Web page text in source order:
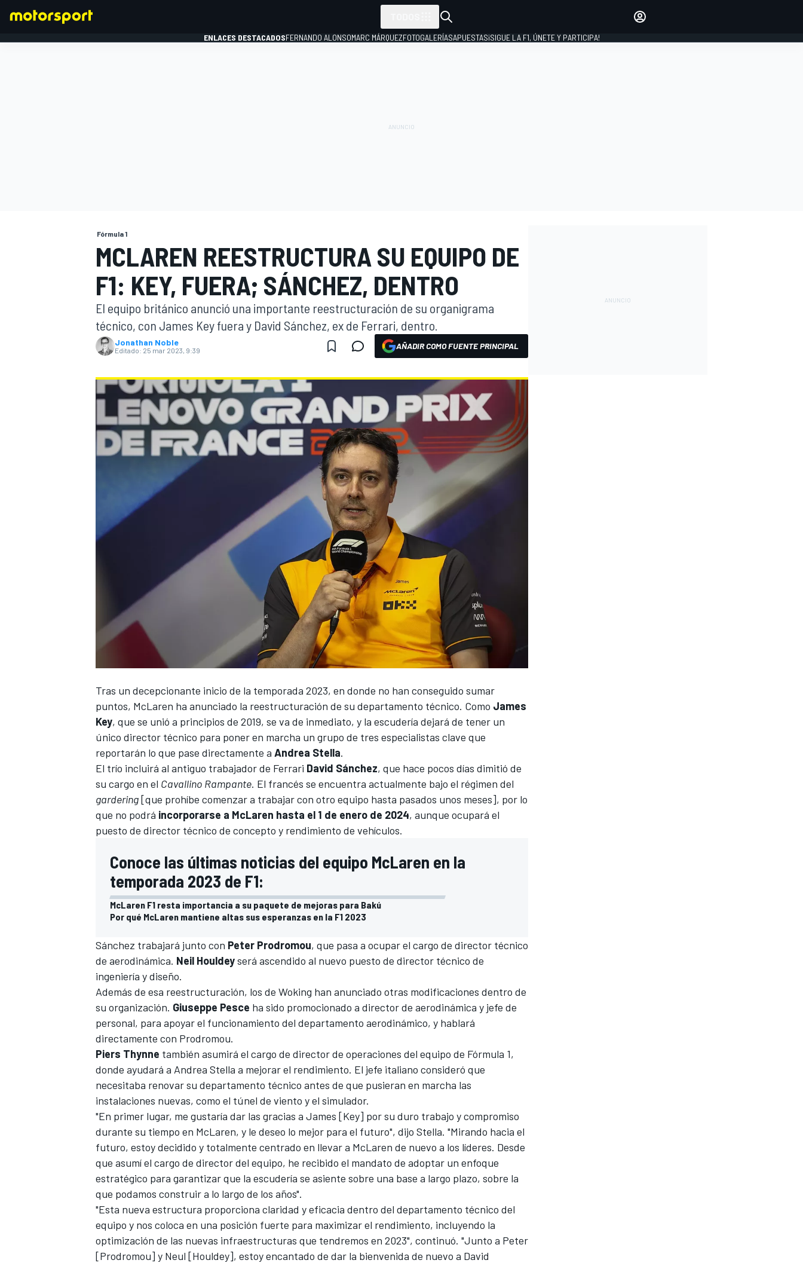
MÁS CATEGORÍAS
ENLACES DESTACADOSFERNANDO ALONSOMARC MÁRQUEZFOTOGALERÍASAPUESTAS¡SIGUE LA F1, ÚNETE Y PARTICIPA!
Fórmula 1
MCLAREN REESTRUCTURA SU EQUIPO DE
F1: KEY, FUERA; SÁNCHEZ, DENTRO
El equipo británico anunció una importante reestructuración de su organigrama
técnico, con James Key fuera y David Sánchez, ex de Ferrari, dentro.
Jonathan Noble
Editado: 25 mar 2023, 9:39 AÑADIR COMO FUENTE PRINCIPAL
Tras un decepcionante inicio de la temporada 2023, en donde no han conseguido sumar
puntos, McLaren ha anunciado la reestructuración de su departamento técnico. Como James
Key, que se unió a principios de 2019, se va de inmediato, y la escudería dejará de tener un
único director técnico para poner en marcha un grupo de tres especialistas clave que
reportarán lo que pase directamente a Andrea Stella.
El trío incluirá al antiguo trabajador de Ferrari David Sánchez, que hace pocos días dimitió de
su cargo en el Cavallino Rampante. El francés se encuentra actualmente bajo el régimen del
gardering[que prohíbe comenzar a trabajar con otro equipo hasta pasados unos meses], por lo
que no podrá incorporarse a McLaren hasta el 1 de enero de 2024, aunque ocupará el
puesto de director técnico de concepto y rendimiento de vehículos.
Conoce las últimas noticias del equipo McLaren en la
temporada 2023 de F1:
McLaren F1 resta importancia a su paquete de mejoras para Bakú
Por qué McLaren mantiene altas sus esperanzas en la F1 2023
Sánchez trabajará junto con Peter Prodromou, que pasa a ocupar el cargo de director técnico
de aerodinámica. Neil Houldeyserá ascendido al nuevo puesto de director técnico de
ingeniería y diseño.
Además de esa reestructuración, los de Woking han anunciado otras modificaciones dentro de
su organización. Giuseppe Pesce ha sido promocionado a director de aerodinámica y jefe de
personal, para apoyar el funcionamiento del departamento aerodinámico, y hablará
directamente con Prodromou.
Piers Thynne también asumirá el cargo de director de operaciones del equipo de Fórmula 1,
donde ayudará a Andrea Stella a mejorar el rendimiento. El jefe italiano consideró que
necesitaba renovar su departamento técnico antes de que pusieran en marcha las
instalaciones nuevas, como el túnel de viento y el simulador.
"En primer lugar, me gustaría dar las gracias a James [Key] por su duro trabajo y compromiso
durante su tiempo en McLaren, y le deseo lo mejor para el futuro", dijo Stella. "Mirando hacia el
futuro, estoy decidido y totalmente centrado en llevar a McLaren de nuevo a los líderes. Desde
que asumí el cargo de director del equipo, he recibido el mandato de adoptar un enfoque
estratégico para garantizar que la escudería se asiente sobre una base a largo plazo, sobre la
que podamos construir a lo largo de los años".
"Esta nueva estructura proporciona claridad y eficacia dentro del departamento técnico del
equipo y nos coloca en una posición fuerte para maximizar el rendimiento, incluyendo la
optimización de las nuevas infraestructuras que tendremos en 2023", continuó. "Junto a Peter
[Prodromou] y Neul [Houldey], estoy encantado de dar la bienvenida de nuevo a David